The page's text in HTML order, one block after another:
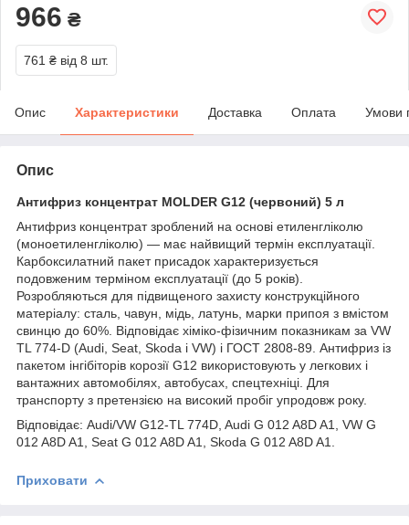
966 ₴
761 ₴ від 8 шт.
Опис Характеристики Доставка Оплата Умови
Опис
Антифриз концентрат MOLDER G12 (червоний) 5 л
Антифриз концентрат зроблений на основі етиленгліколю
(моноетиленгліколю) — має найвищий термін експлуатації.
Карбоксилатний пакет присадок характеризується
подовженим терміном експлуатації (до 5 років).
Розробляються для підвищеного захисту конструкційного
матеріалу: сталь, чавун, мідь, латунь, марки припоя з вмістом
свинцю до 60%. Відповідає хіміко-фізичним показникам за VW
TL 774-D (Audi, Seat, Skoda і VW) і ГОСТ 2808-89. Антифриз із
пакетом інгібіторів корозії G12 використовують у легкових і
вантажних автомобілях, автобусах, спецтехніці. Для
транспорту з претензією на високий пробіг упродовж року.
Відповідає: Audi/VW G12-TL 774D, Audi G 012 A8D A1, VW G
012 A8D A1, Seat G 012 A8D A1, Skoda G 012 A8D A1.
Приховати